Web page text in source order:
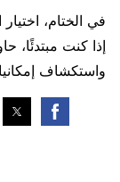
في الختام،
إذا كنت مبتدئًا،
واستكشاف